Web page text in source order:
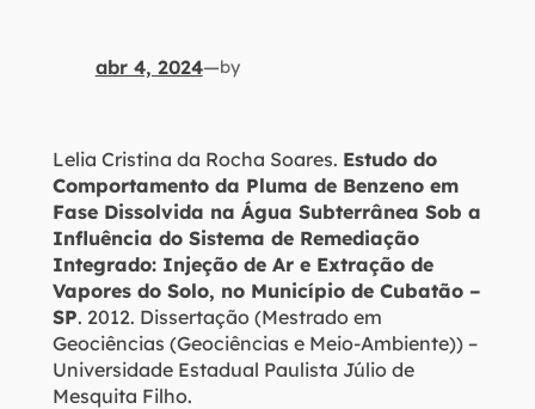
abr 4, 2024—by
Lelia Cristina da Rocha Soares. Estudo do
Comportamento da Pluma de Benzeno em
Fase Dissolvida na Água Subterrânea Sob a
Influência do Sistema de Remediação
Integrado: Injeção de Ar e Extração de
Vapores do Solo, no Município de Cubatão –
SP. 2012. Dissertação (Mestrado em
Geociências (Geociências e Meio-Ambiente)) –
Universidade Estadual Paulista Júlio de
Mesquita Filho.